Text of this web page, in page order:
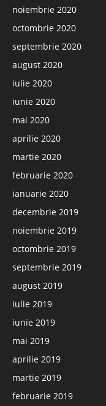
noiembrie 2020
octombrie 2020
septembrie 2020
august 2020
iulie 2020
iunie 2020
mai 2020
aprilie 2020
martie 2020
februarie 2020
ianuarie 2020
decembrie 2019
noiembrie 2019
octombrie 2019
septembrie 2019
august 2019
iulie 2019
iunie 2019
mai 2019
aprilie 2019
martie 2019
februarie 2019